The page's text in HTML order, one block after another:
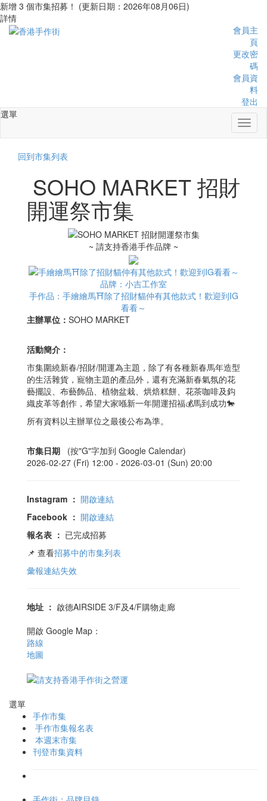
新增 3 個市集招募！ (更新日期：2026年08月06日)
詳情
會員主
頁
更改密
碼
會員資
料
登出
選單
回到市集列表
SOHO MARKET 招財
開運祭市集
~ 請支持香港手作品牌 ~
品牌：小吉工作室
手作品：手繪繪馬⛩️除了招財貓仲有其他款式！歡迎到IG
看看～
主辦單位： SOHO MARKET
活動簡介：
市集圍繞新春/招財/開運為主題，除了有各種新春馬年造型
的生活雜貨，寵物主題的產品外，還有充滿新春氣氛的花
藝擺設、布藝飾品、植物盆栽、烘焙糕餅、花茶咖啡及鈎
織皮革等創作，希望大家喺新一年開運招福💰馬到成功🐎
所有資料以主辦單位之最後公布為準。
市集日期
(按"G"字加到 Google Calendar)
2026-02-27 (Fri) 12:00 - 2026-03-01 (Sun) 20:00
Instagram ： 開啟連結
Facebook ： 開啟連結
報名表 ： 已完成招募
📌 查看招募中的市集列表
彙報連結失效
地址 ： 啟德AIRSIDE 3/F及4/F購物走廊
開啟 Google Map：
路線
地圖
選單
手作市集
手作市集報名表
本週末市集
刊登市集資料